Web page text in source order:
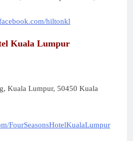
hiltonkl
Kuala Lumpur
Kuala Lumpur, 50450 Kuala
FourSeasonsHotelKualaLumpur